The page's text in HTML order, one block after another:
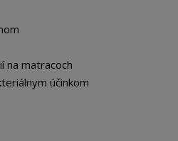
na matracoch
účinkom